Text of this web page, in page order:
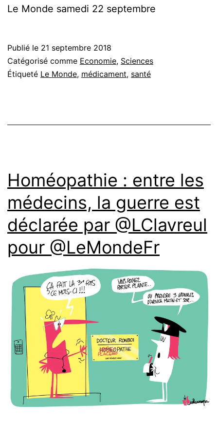
Le Monde samedi 22 septembre
Publié le 21 septembre 2018
Catégorisé comme Economie, Sciences
Étiqueté Le Monde, médicament, santé
Homéopathie : entre les
médecins, la guerre est
déclarée par @LClavreul
pour @LeMondeFr